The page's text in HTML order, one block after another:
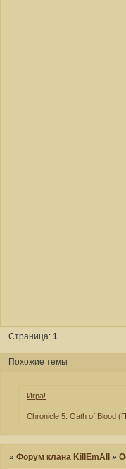
Страница:1
Похожие темы
Игра!
Chronicle 5: Oath of Blood
»Форум клана KillEmAll »